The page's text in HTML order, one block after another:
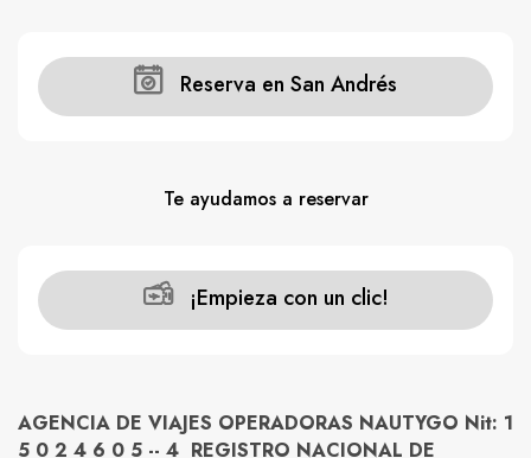
Reserva en San Andrés
Te ayudamos a reservar
¡Empieza con un clic!
AGENCIA DE VIAJES OPERADORAS NAUTYGO Nit: 1
5 0 2 4 6 0 5 -- 4 REGISTRO NACIONAL DE